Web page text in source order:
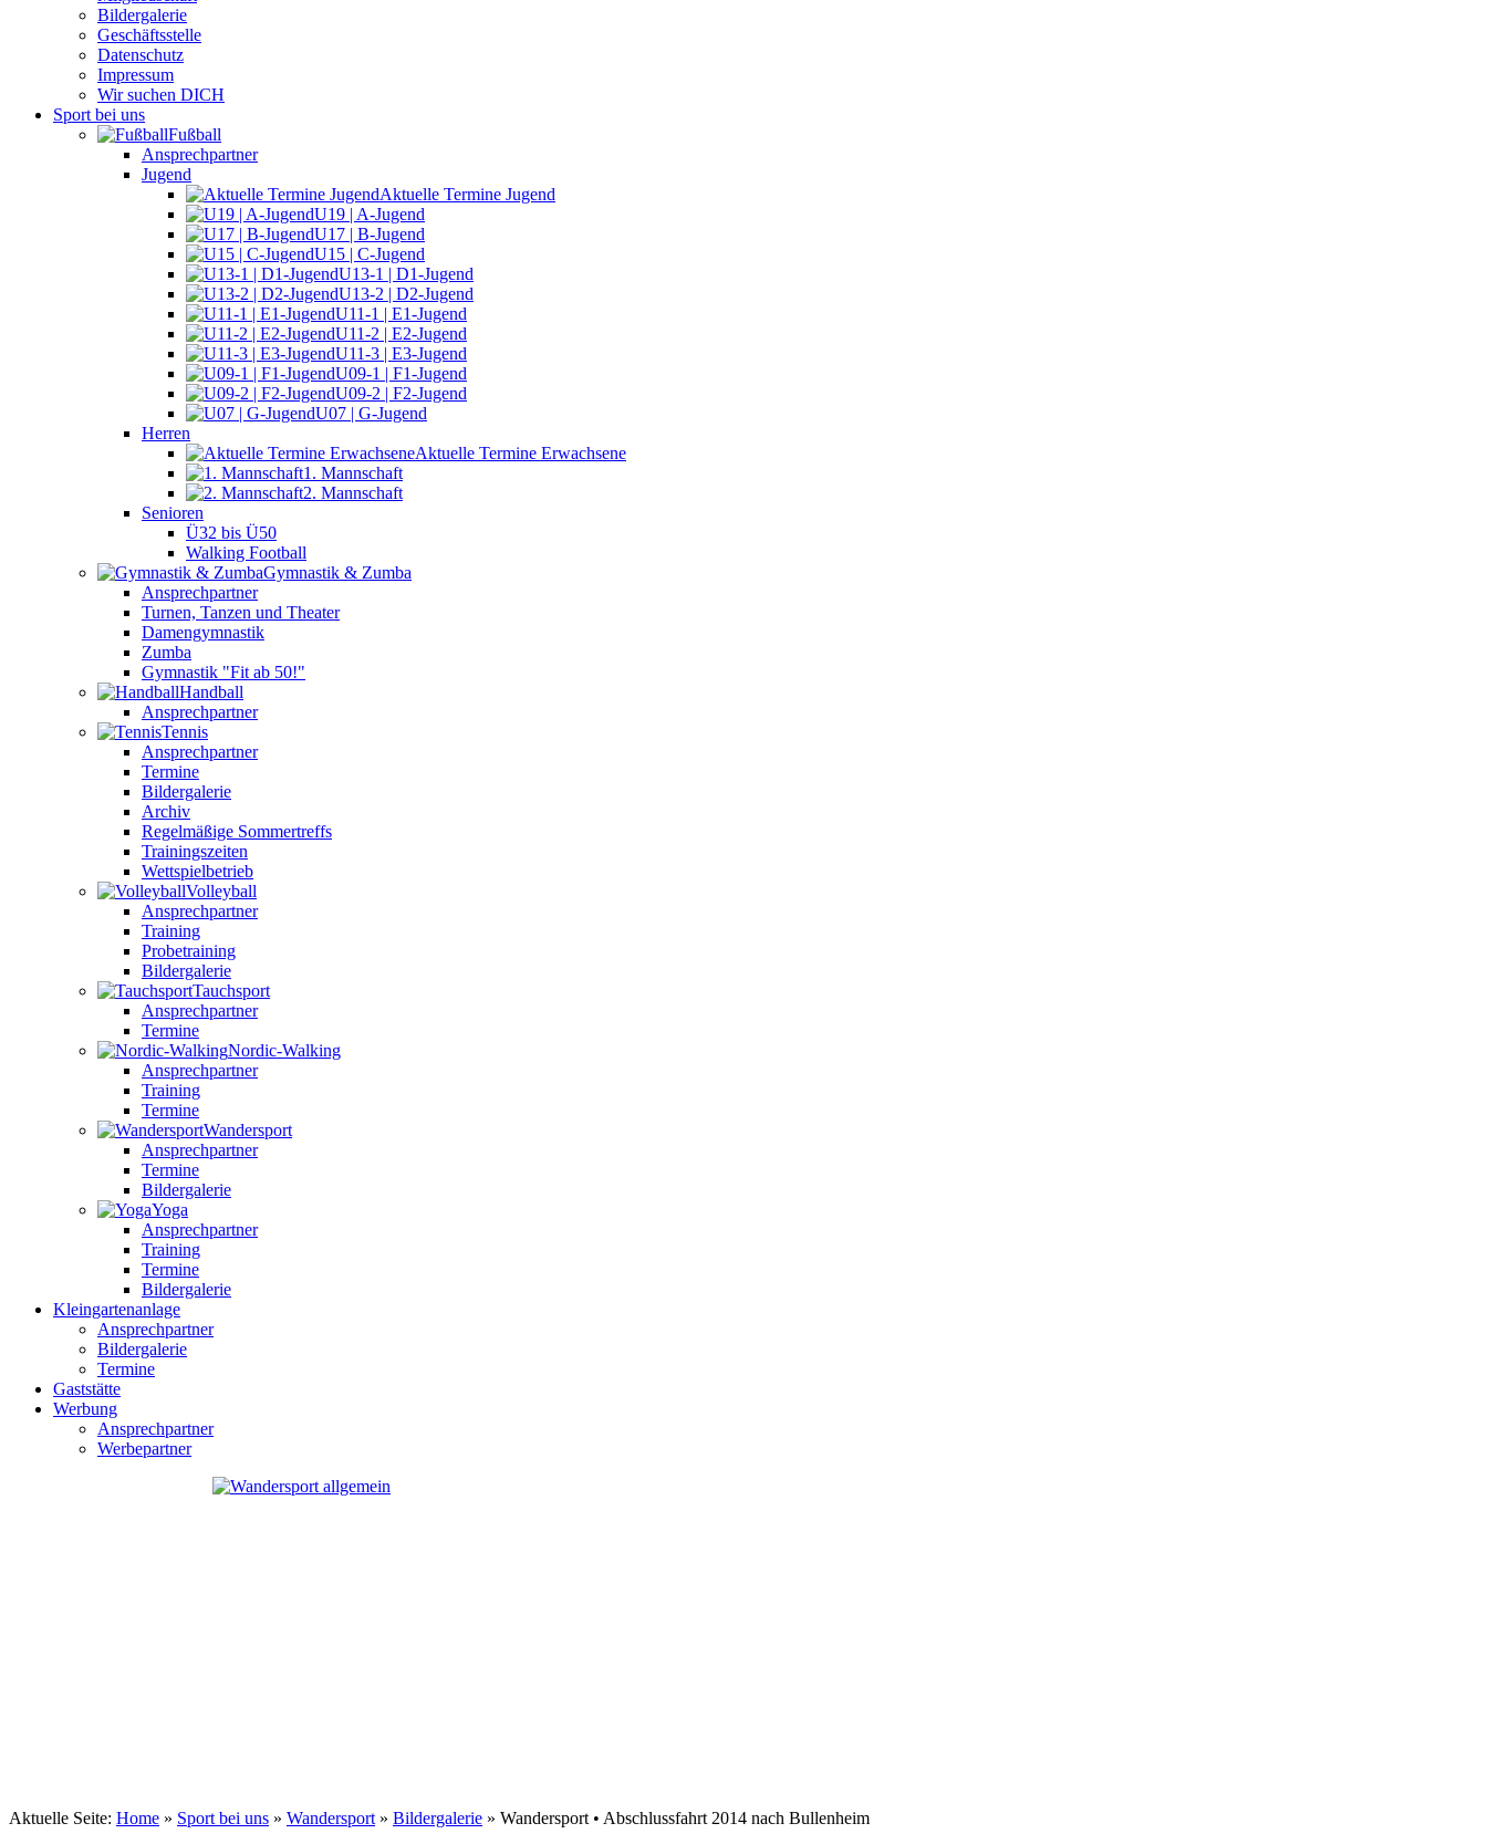
Bildergalerie
Geschäftsstelle
Datenschutz
Impressum
Wir suchen DICH
Sport bei uns
Fußball
Ansprechpartner
Jugend
Aktuelle Termine Jugend
U19 | A-Jugend
U17 | B-Jugend
U15 | C-Jugend
U13-1 | D1-Jugend
U13-2 | D2-Jugend
U11-1 | E1-Jugend
U11-2 | E2-Jugend
U11-3 | E3-Jugend
U09-1 | F1-Jugend
U09-2 | F2-Jugend
U07 | G-Jugend
Herren
Aktuelle Termine Erwachsene
1. Mannschaft
2. Mannschaft
Senioren
Ü32 bis Ü50
Walking Football
Gymnastik & Zumba
Ansprechpartner
Turnen, Tanzen und Theater
Damengymnastik
Zumba
Gymnastik "Fit ab 50!"
Handball
Ansprechpartner
Tennis
Ansprechpartner
Termine
Bildergalerie
Archiv
Regelmäßige Sommertreffs
Trainingszeiten
Wettspielbetrieb
Volleyball
Ansprechpartner
Training
Probetraining
Bildergalerie
Tauchsport
Ansprechpartner
Termine
Nordic-Walking
Ansprechpartner
Training
Termine
Wandersport
Ansprechpartner
Termine
Bildergalerie
Yoga
Ansprechpartner
Training
Termine
Bildergalerie
Kleingartenanlage
Ansprechpartner
Bildergalerie
Termine
Gaststätte
Werbung
Ansprechpartner
Werbepartner
Aktuelle Seite: Home » Sport bei uns » Wandersport » Bildergalerie » Wandersport • Abschlussfahrt 2014 nach Bullenheim